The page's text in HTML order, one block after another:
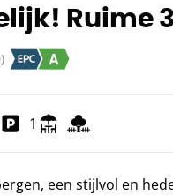
Ruime
)
1
een stijlvol en